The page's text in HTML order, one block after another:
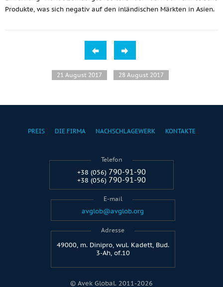
Produkte, was sich negativ auf den inländischen Märkten in Asien.
21 August 2017 28 August 2017
© Avek Global. 2011-2026
PREIS DIE FIRMA NACHSCHLAGEWERK KONTAKTE
Telefon
+38 (056) 790-91-90
+38 (056) 790-91-90
E-mail
avglob@avglob.org
Adresse
49000, m. Dinipro, wul. Kadett, Bud.
3-Ah, of.10